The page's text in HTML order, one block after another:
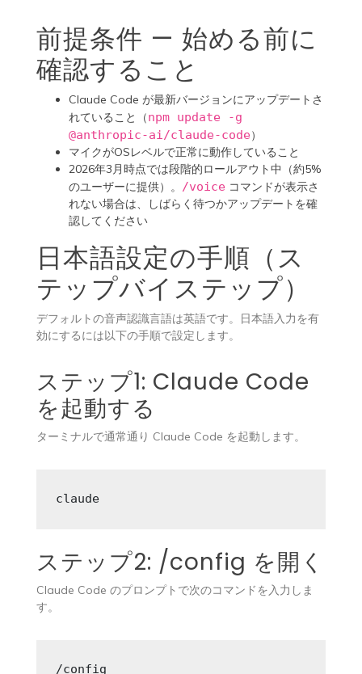
前提条件 — 始める前に
確認すること
Claude Code が最新バージョンにアップデートさ
れていること（npm update -g
@anthropic-ai/claude-code）
マイクがOSレベルで正常に動作していること
2026年3月時点では段階的ロールアウト中（約5%
のユーザーに提供）。
/voiceコマンドが表示さ
れない場合は、しばらく待つかアップデートを確
認してください
日本語設定の手順（ス
テップバイステップ）
デフォルトの音声認識言語は英語です。日本語入力を有
効にするには以下の手順で設定します。
ステップ1: Claude Code
を起動する
ターミナルで通常通り Claude Code を起動します。
claude
ステップ2: /config を開く
Claude Code のプロンプトで次のコマンドを入力しま
す。
/config